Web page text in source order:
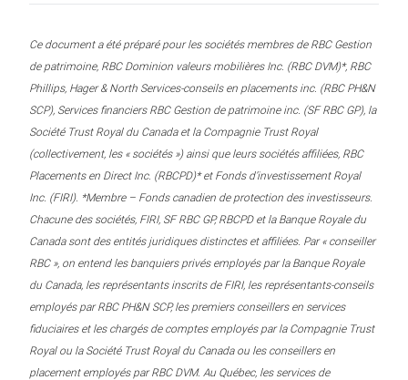
Ce document a été préparé pour les sociétés membres de RBC Gestion
de patrimoine, RBC Dominion valeurs mobilières Inc. (RBC DVM)*, RBC
Phillips, Hager & North Services-conseils en placements inc. (RBC PH&N
SCP), Services financiers RBC Gestion de patrimoine inc. (SF RBC GP), la
Société Trust Royal du Canada et la Compagnie Trust Royal
(collectivement, les « sociétés ») ainsi que leurs sociétés affiliées, RBC
Placements en Direct Inc. (RBCPD)* et Fonds d’investissement Royal
Inc. (FIRI). *Membre – Fonds canadien de protection des investisseurs.
Chacune des sociétés, FIRI, SF RBC GP, RBCPD et la Banque Royale du
Canada sont des entités juridiques distinctes et affiliées. Par « conseiller
RBC », on entend les banquiers privés employés par la Banque Royale
du Canada, les représentants inscrits de FIRI, les représentants-conseils
employés par RBC PH&N SCP, les premiers conseillers en services
fiduciaires et les chargés de comptes employés par la Compagnie Trust
Royal ou la Société Trust Royal du Canada ou les conseillers en
placement employés par RBC DVM. Au Québec, les services de